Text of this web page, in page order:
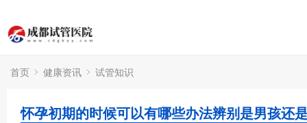
首页 健康资讯 试管知识
怀孕初期的时候可以有哪些办法辨别是男孩还